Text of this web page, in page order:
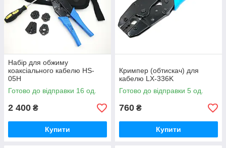
Набір для обжиму
коаксіального кабелю HS-
05H
Готово до відправки 16 од.
2 400 ₴
Купити
Кримпер (обтискач) для
кабелю LX-336K
Готово до відправки 5 од.
760 ₴
Купити